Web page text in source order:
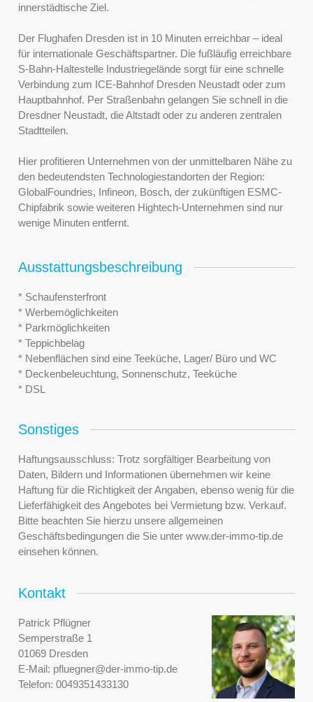
innerstädtische Ziel.
Der Flughafen Dresden ist in 10 Minuten erreichbar – ideal
für internationale Geschäftspartner. Die fußläufig erreichbare
S-Bahn-Haltestelle Industriegelände sorgt für eine schnelle
Verbindung zum ICE-Bahnhof Dresden Neustadt oder zum
Hauptbahnhof. Per Straßenbahn gelangen Sie schnell in die
Dresdner Neustadt, die Altstadt oder zu anderen zentralen
Stadtteilen.
Hier profitieren Unternehmen von der unmittelbaren Nähe zu
den bedeutendsten Technologiestandorten der Region:
GlobalFoundries, Infineon, Bosch, der zukünftigen ESMC-
Chipfabrik sowie weiteren Hightech-Unternehmen sind nur
wenige Minuten entfernt.
Ausstattungsbeschreibung
* Schaufensterfront
* Werbemöglichkeiten
* Parkmöglichkeiten
* Teppichbelag
* Nebenflächen sind eine Teeküche, Lager/ Büro und WC
* Deckenbeleuchtung, Sonnenschutz, Teeküche
* DSL
Sonstiges
Haftungsausschluss: Trotz sorgfältiger Bearbeitung von
Daten, Bildern und Informationen übernehmen wir keine
Haftung für die Richtigkeit der Angaben, ebenso wenig für die
Lieferfähigkeit des Angebotes bei Vermietung bzw. Verkauf.
Bitte beachten Sie hierzu unsere allgemeinen
Geschäftsbedingungen die Sie unter www.der-immo-tip.de
einsehen können.
Kontakt
Patrick Pflügner
Semperstraße 1
01069 Dresden
E-Mail: pfluegner@der-immo-tip.de
Telefon: 0049351433130